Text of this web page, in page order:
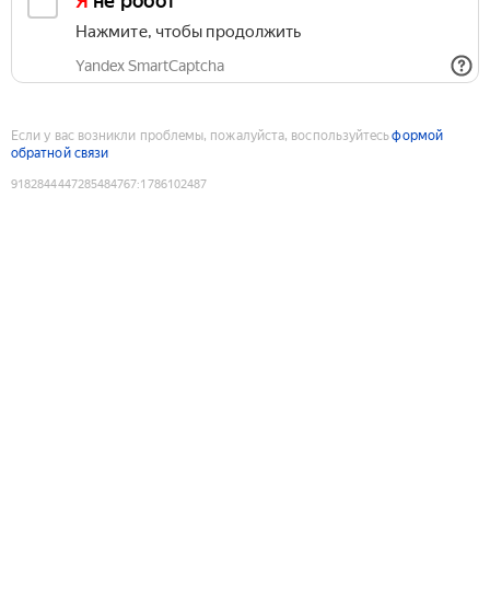
Нажмите, чтобы продолжить
Yandex SmartCaptcha
Если у вас возникли проблемы, пожалуйста, воспользуйтесьформой
обратной связи
9182844447285484767:1786102487